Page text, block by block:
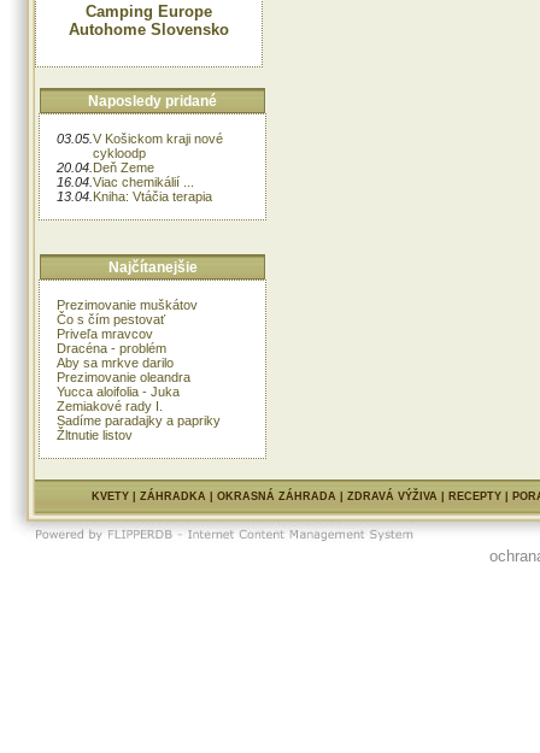
Camping Europe
Autohome Slovensko
Naposledy pridané
03.05. V Košickom kraji nové
cykloodp
20.04. Deň Zeme
16.04. Viac chemikálií ...
13.04. Kniha: Vtáčia terapia
Najčítanejšie
Prezimovanie muškátov
Čo s čím pestovať
Priveľa mravcov
Dracéna - problém
Aby sa mrkve darilo
Prezimovanie oleandra
Yucca aloifolia - Juka
Zemiakové rady I.
Sadíme paradajky a papriky
Žltnutie listov
KVETY| ZÁHRADKA| OKRASNÁ ZÁHRADA| ZDRAVÁ VÝŽIVA| RECEPTY|